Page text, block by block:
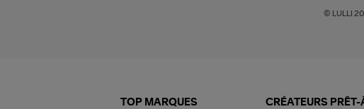
© LULLI
TOP MARQUES
CRÉATEURS PRÊT-